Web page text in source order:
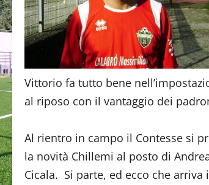
Vittorio fa tutto bene
al riposo con il vantaggio dei
Al rientro in campo il Contesse si
la novità Chillemi al posto di
Cicala. Si parte, ed ecco che